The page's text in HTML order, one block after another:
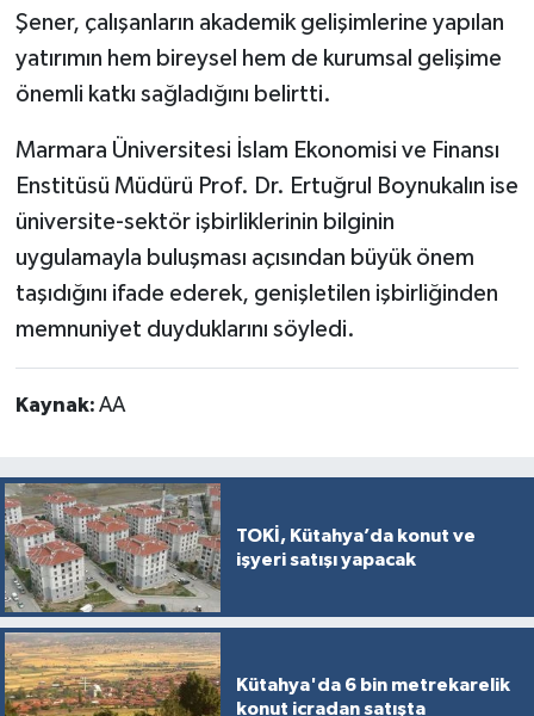
Şener, çalışanların akademik gelişimlerine yapılan
yatırımın hem bireysel hem de kurumsal gelişime
önemli katkı sağladığını belirtti.
Marmara Üniversitesi İslam Ekonomisi ve Finansı
Enstitüsü Müdürü Prof. Dr. Ertuğrul Boynukalın ise
üniversite-sektör işbirliklerinin bilginin
uygulamayla buluşması açısından büyük önem
taşıdığını ifade ederek, genişletilen işbirliğinden
memnuniyet duyduklarını söyledi.
Kaynak: AA
TOKİ, Kütahya’da konut ve
işyeri satışı yapacak
Kütahya'da 6 bin metrekarelik
konut icradan satışta
Spor
Tavşanlı
Teknoloji
Video Galeri
Yaşam